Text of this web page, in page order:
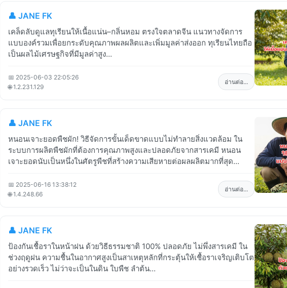
👤 JANE FK
เคล็ดลับดูแลทุเรียนให้เนื้อแน่น–กลิ่นหอม ตรงใจตลาดจีน แนวทางจัดการ
แบบองค์รวมเพื่อยกระดับคุณภาพผลผลิตและเพิ่มมูลค่าส่งออก ทุเรียนไทยถือ
เป็นผลไม้เศรษฐกิจที่มีมูลค่าสูง...
📅 2025-06-03 22:05:26
🌐 1.2.231.129
อ่านต่อ...
👤 JANE FK
หนอนเจาะยอดพืชผัก! วิธีจัดการขั้นเด็ดขาดแบบไม่ทำลายสิ่งแวดล้อม ใน
ระบบการผลิตพืชผักที่ต้องการคุณภาพสูงและปลอดภัยจากสารเคมี หนอน
เจาะยอดนับเป็นหนึ่งในศัตรูพืชที่สร้างความเสียหายต่อผลผลิตมากที่สุด...
📅 2025-06-16 13:38:12
🌐 1.4.248.66
อ่านต่อ...
👤 JANE FK
ป้องกันเชื้อราในหน้าฝน ด้วยวิธีธรรมชาติ 100% ปลอดภัย ไม่พึ่งสารเคมี ใน
ช่วงฤดูฝน ความชื้นในอากาศสูงเป็นสาเหตุหลักที่กระตุ้นให้เชื้อราเจริญเติบโต
อย่างรวดเร็ว ไม่ว่าจะเป็นในดิน ใบพืช ลำต้น...